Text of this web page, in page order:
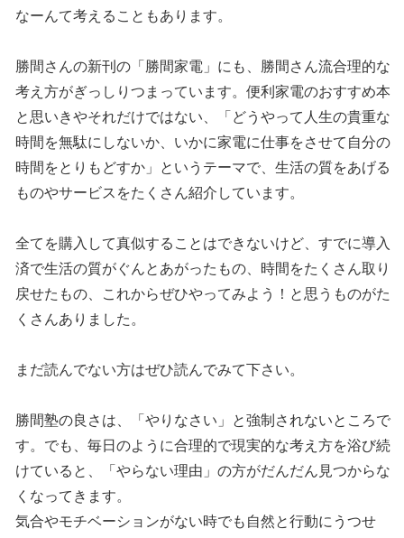
なーんて考えることもあります。
勝間さんの新刊の「勝間家電」にも、勝間さん流合理的な
考え方がぎっしりつまっています。便利家電のおすすめ本
と思いきやそれだけではない、「どうやって人生の貴重な
時間を無駄にしないか、いかに家電に仕事をさせて自分の
時間をとりもどすか」というテーマで、生活の質をあげる
ものやサービスをたくさん紹介しています。
全てを購入して真似することはできないけど、すでに導入
済で生活の質がぐんとあがったもの、時間をたくさん取り
戻せたもの、これからぜひやってみよう！と思うものがた
くさんありました。
まだ読んでない方はぜひ読んでみて下さい。
勝間塾の良さは、「やりなさい」と強制されないところで
す。でも、毎日のように合理的で現実的な考え方を浴び続
けていると、「やらない理由」の方がだんだん見つからな
くなってきます。
気合やモチベーションがない時でも自然と行動にうつせ